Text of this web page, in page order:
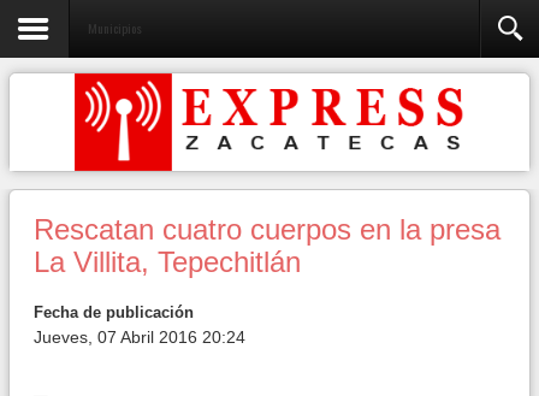
Municipios
Rescatan cuatro cuerpos en la presa
La Villita, Tepechitlán
Fecha de publicación
Jueves, 07 Abril 2016 20:24